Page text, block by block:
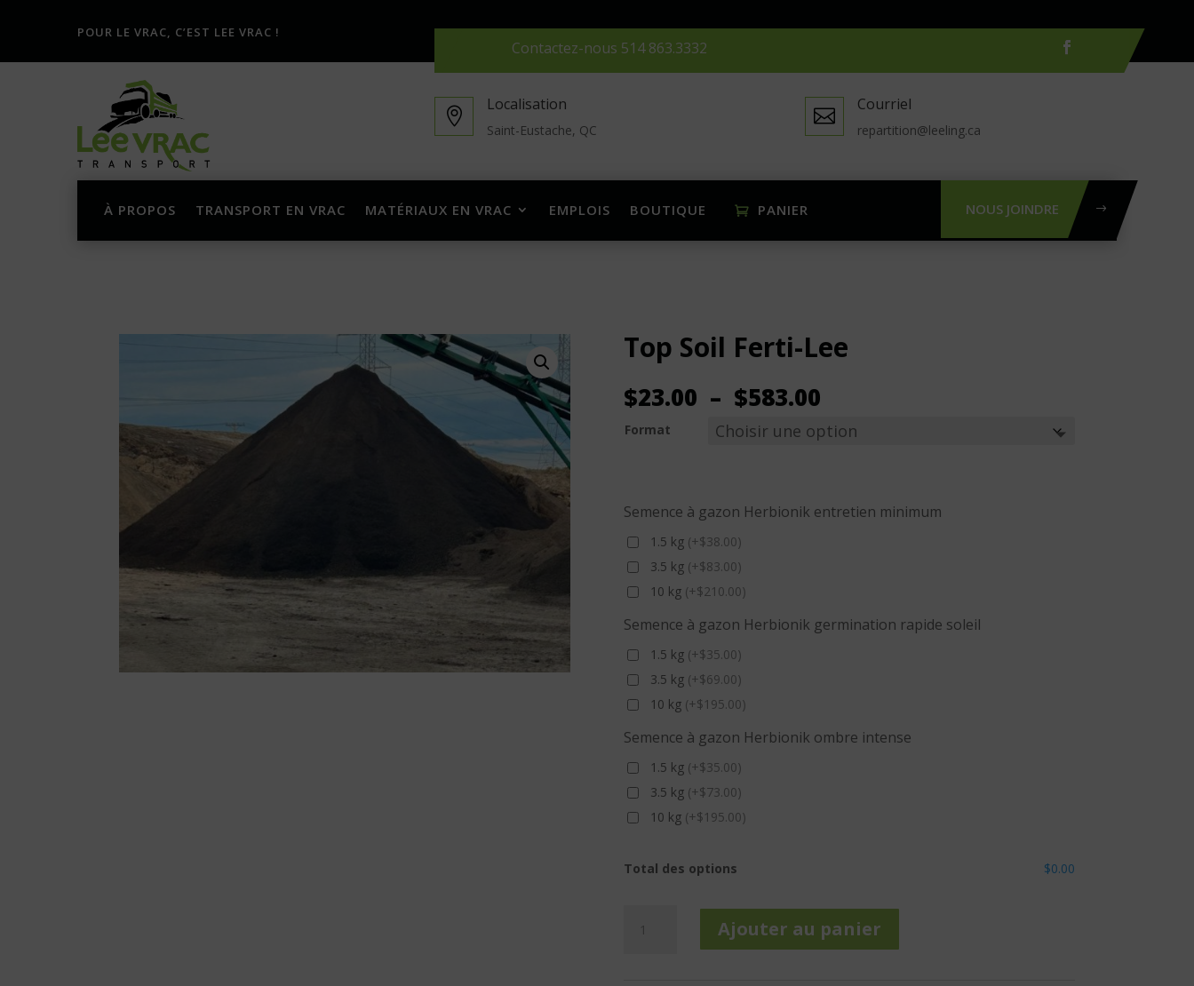
POUR LE VRAC, C’EST LEE VRAC !
Contactez-nous 514 863.3332

Localisation
Saint-Eustache, QC

Courriel
repartition@leeling.ca
À PROPOS TRANSPORT EN VRAC MATÉRIAUX EN VRAC EMPLOIS BOUTIQUE PANIER NOUS JOINDRE
Top Soil Ferti-Lee
$23.00 – $583.00Plage
prix :
$583.00
Format
Semence à gazon Herbionik entretien minimum
1.5 kg (+$38.00)
3.5 kg (+$83.00)
10 kg (+$210.00)
Semence à gazon Herbionik germination rapide soleil
1.5 kg (+$35.00)
3.5 kg (+$69.00)
10 kg (+$195.00)
Semence à gazon Herbionik ombre intense
1.5 kg (+$35.00)
3.5 kg (+$73.00)
10 kg (+$195.00)
Total des options $0.00
Ajouter au panier